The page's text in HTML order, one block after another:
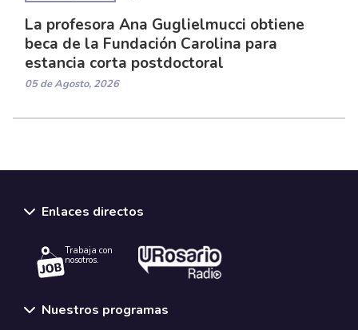
La profesora Ana Guglielmucci obtiene
beca de la Fundación Carolina para
estancia corta postdoctoral
05 de Agosto, 2026
Enlaces directos
Trabaja con
nosotros.
Nuestros programas